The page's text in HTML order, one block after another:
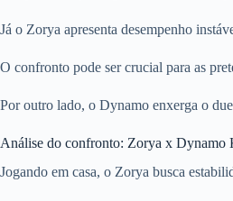
Já o Zorya apresenta desempenho
O confronto pode ser crucial para as
Por outro lado, o Dynamo enxerga o
Análise do confronto: Zorya x Dynamo
Jogando em casa, o Zorya busca